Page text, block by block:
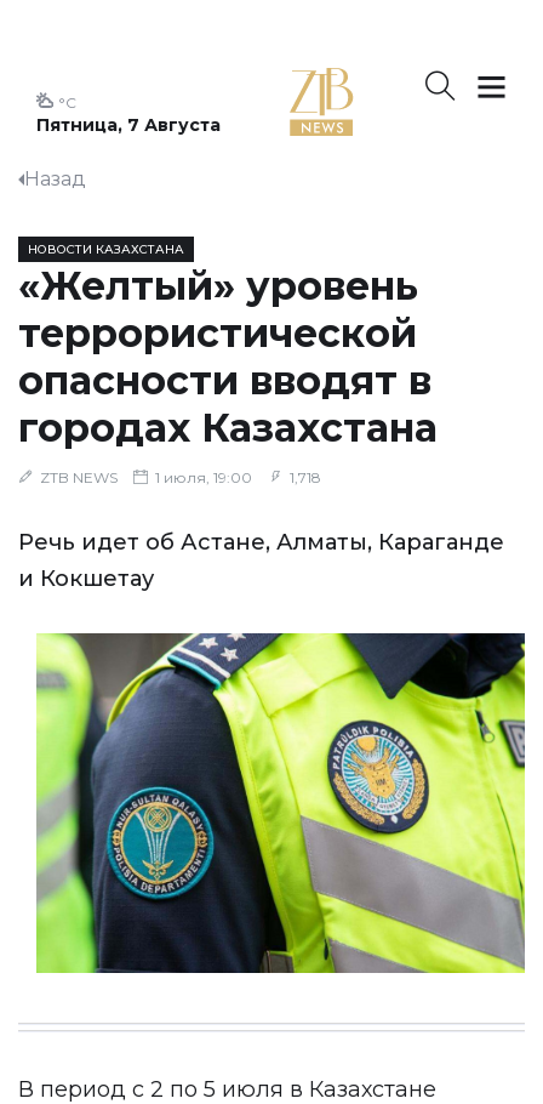
Пятница, 7 Августа
°C
Назад
НОВОСТИ КАЗАХСТАНА
«Желтый» уровень
террористической
опасности вводят в
городах Казахстана
ZTB NEWS 1 июля, 19:00 1,718
Речь идет об Астане, Алматы, Караганде
и Кокшетау
В период с 2 по 5 июля в Казахстане